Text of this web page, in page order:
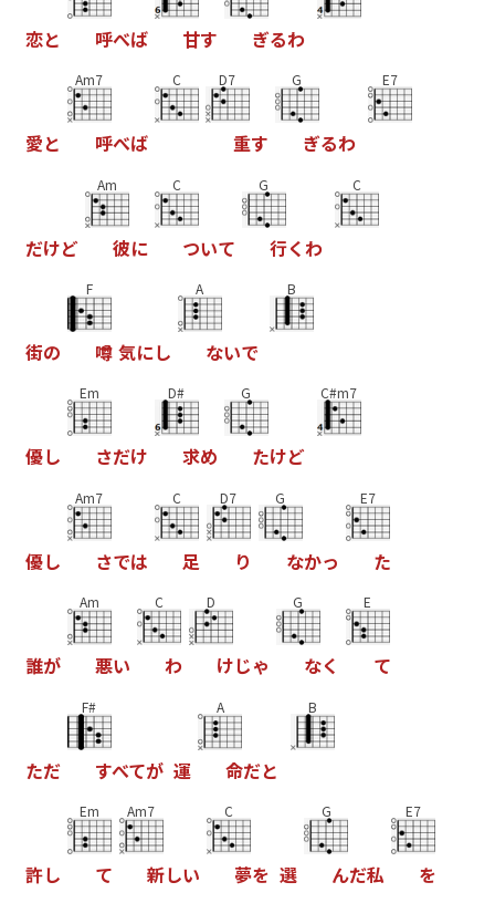
恋と 呼べば 甘す ぎるわ
愛と
Am7
呼べば
C D7
重す
G
ぎるわ
E7
だけど
Am
彼に
C
ついて
G
行くわ
C
街の
F
噂 気にし
A
ないで
B
優し
Em
さだけ
D#
求め
G
たけど
C#m7
優し
Am7
さでは
C
足
D7
り
G
なかっ
E7
た
誰が
Am
悪い
C
わ
D
けじゃ
G
なく
E
て
ただ
F#
すべてが 運
A
命だと
B
許し
Em
て
Am7
新しい
C
夢を 選
G
んだ私
E7
を